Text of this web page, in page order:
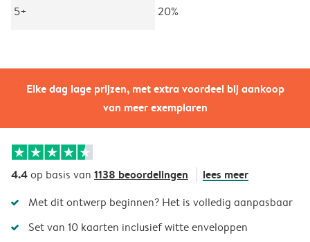
Elke dag lage prijzen, met extra voordeel bij aankoop
van meer exemplaren
5+
20%
4.4op basis van 1138 beoordelingen lees meer
Met dit ontwerp beginnen? Het is volledig aanpasbaar
Set van 10 kaarten inclusief witte enveloppen